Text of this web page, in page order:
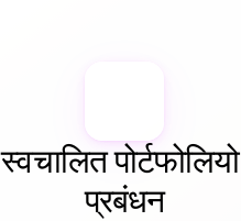
स्वचालित पोर्टफोलियो
प्रबंधन